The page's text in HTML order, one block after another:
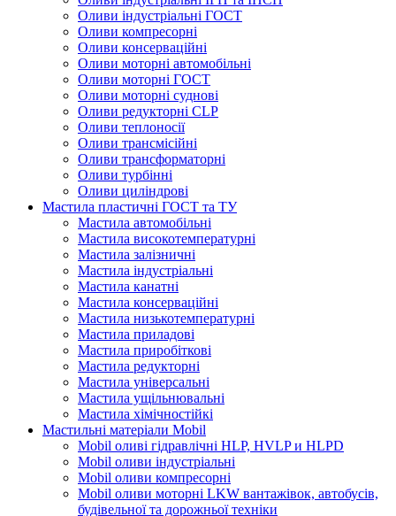
Оливи індустріальні ГОСТ
Оливи компресорні
Оливи консерваційні
Оливи моторні автомобільні
Оливи моторні ГОСТ
Оливи моторні суднові
Оливи редукторні CLP
Оливи теплоносії
Оливи трансмісійні
Оливи трансформаторні
Оливи турбінні
Оливи циліндрові
Мастила пластичні ГОСТ та ТУ
Мастила автомобільні
Мастила високотемпературні
Мастила залізничні
Мастила індустріальні
Мастила канатні
Мастила консерваційні
Мастила низькотемпературні
Мастила приладові
Мастила приробіткові
Мастила редукторні
Мастила універсальні
Мастила ущільнювальні
Мастила хімічностійкі
Мастильні матеріали Mobil
Mobil оливі гідравлічні HLP, HVLP и HLPD
Mobil оливи індустріальні
Mobil оливи компресорні
Mobil оливи моторні LKW вантажівок, автобусів,
будівельної та дорожньої техніки